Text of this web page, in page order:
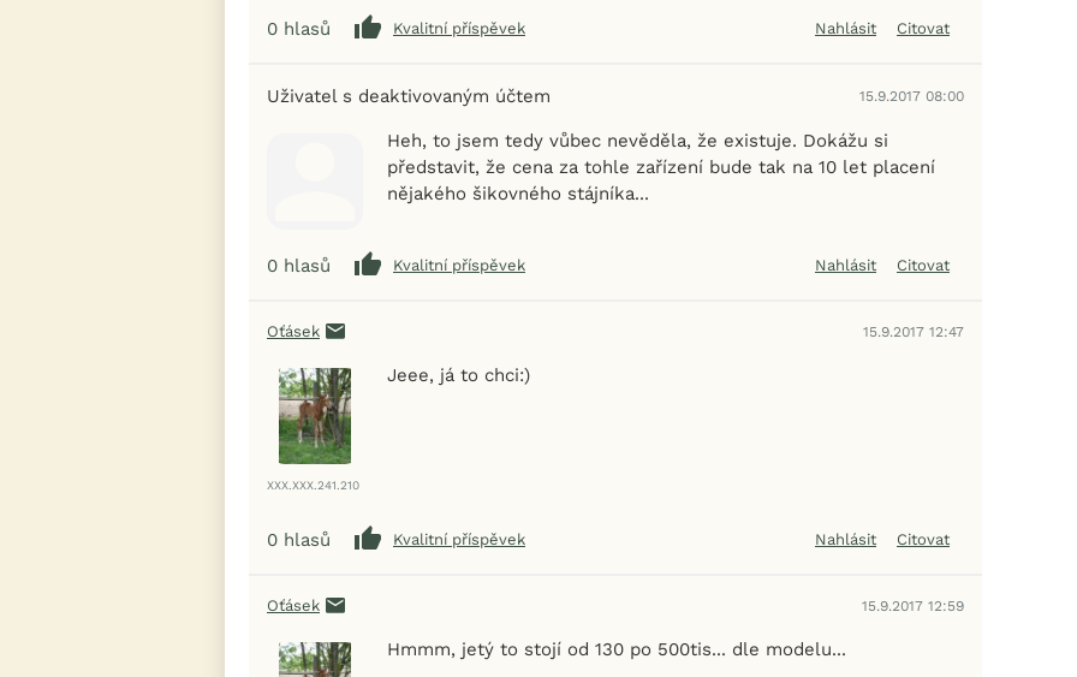
0 hlasů Kvalitní příspěvek Nahlásit Citovat
Uživatel s deaktivovaným účtem 15.9.2017 08:00
Heh, to jsem tedy vůbec nevěděla, že existuje. Dokážu si
představit, že cena za tohle zařízení bude tak na 10 let placení
nějakého šikovného stájníka...
0 hlasů Kvalitní příspěvek Nahlásit Citovat
Oťásek 15.9.2017 12:47
XXX.XXX.241.210
Jeee, já to chci:)
0 hlasů Kvalitní příspěvek Nahlásit Citovat
Oťásek 15.9.2017 12:59
Hmmm, jetý to stojí od 130 po 500tis... dle modelu...